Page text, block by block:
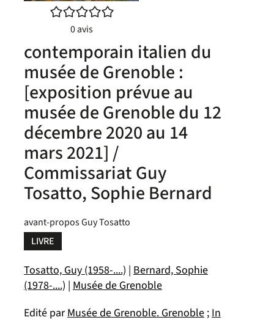
/5
0avis
contemporain italien du
musée de Grenoble :
[exposition prévue au
musée de Grenoble du 12
décembre 2020 au 14
mars 2021] /
Commissariat Guy
Tosatto, Sophie Bernard
avant-propos Guy Tosatto
LIVRE
Tosatto, Guy (1958-....) | Bernard, Sophie
(1978-....) | Musée de Grenoble
Edité parMusée de Grenoble. Grenoble ; In